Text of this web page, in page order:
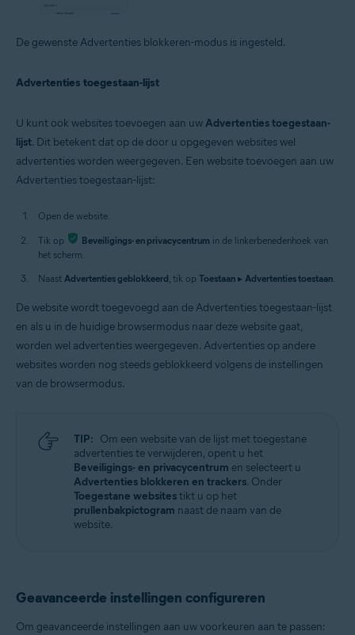
De gewenste Advertenties blokkeren-modus is ingesteld.
Advertenties toegestaan-lijst
U kunt ook websites toevoegen aan uwAdvertenties toegestaan-
lijst. Dit betekent dat op de door u opgegeven websites wel
advertenties worden weergegeven. Een website toevoegen aan uw
Advertenties toegestaan-lijst:
Open de website.
Tik op Beveiligings- en privacycentrum in de linkerbenedenhoek van
het scherm.
Naast Advertenties geblokkeerd, tik op Toestaan ▸ Advertenties toestaan.
De website wordt toegevoegd aan de Advertenties toegestaan-lijst
en als u in de huidige browsermodus naar deze website gaat,
worden wel advertenties weergegeven. Advertenties op andere
websites worden nog steeds geblokkeerd volgens de instellingen
van de browsermodus.
TIP: Om een website van de lijst met toegestane
advertenties te verwijderen, opent u het
Beveiligings- en privacycentrum en selecteert u
Advertenties blokkeren en trackers. Onder
Toegestane websitestikt u op het
prullenbakpictogram naast de naam van de
website.
Geavanceerde instellingen configureren
Om geavanceerde instellingen aan uw voorkeuren aan te passen: